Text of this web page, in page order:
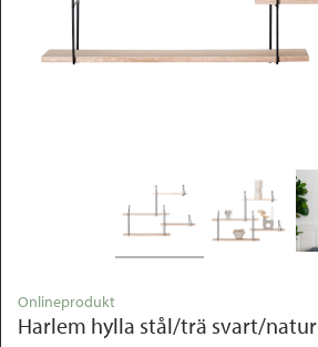
Utemöbler
Varumärken
Onlineprodukt
Harlem hylla stål/trä svart/natur